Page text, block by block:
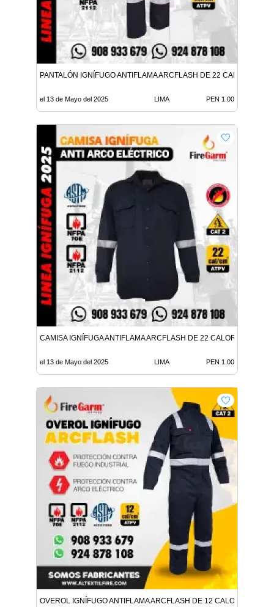
PANTALÓN IGNÍFUGO ANTIFLAMA ARCFLASH DE 22 CALORIAS
el 13 de Mayo del 2025 LIMA PEN 1.00
CAMISA IGNÍFUGA ANTIFLAMA ARCFLASH DE 22 CALORIAS
el 13 de Mayo del 2025 LIMA PEN 1.00
OVEROL IGNÍFUGO ANTIFLAMA ARCFLASH DE 12 CALORIAS